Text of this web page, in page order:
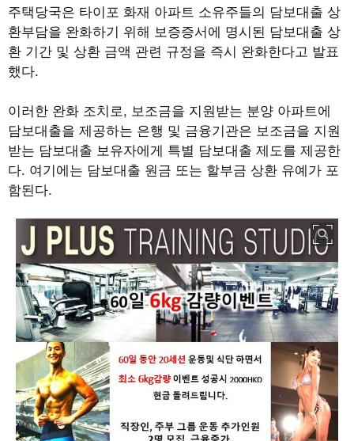
주택당국은 타이포 화재 아파트 소유주들의 담보대출 상
환부담을 완화하기 위해 보증증서에 명시된 담보대출 상
환 기간 및 상환 금액 관련 규정을 즉시 완화한다고 발표
했다.
이러한 완화 조치로, 보조금을 지원받는 분양 아파트에
담보대출을 제공하는 은행 및 금융기관은 보조금을 지원
받는 담보대출 보유자에게 특별 담보대출 제도를 제공한
다. 여기에는 담보대출 원금 또는 할부금 상환 유예가 포
함된다.